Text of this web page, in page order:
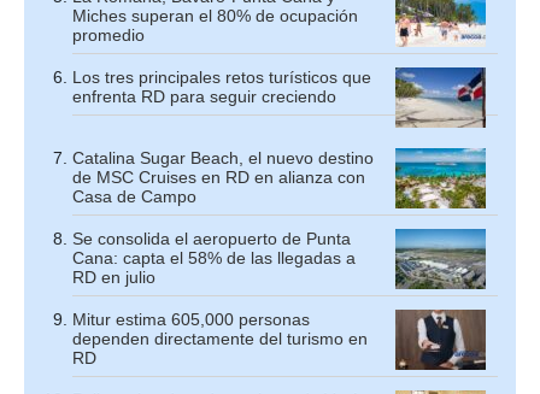
Miches superan el 80% de ocupación
promedio
Los tres principales retos turísticos que
enfrenta RD para seguir creciendo
Catalina Sugar Beach, el nuevo destino
de MSC Cruises en RD en alianza con
Casa de Campo
Se consolida el aeropuerto de Punta
Cana: capta el 58% de las llegadas a
RD en julio
Mitur estima 605,000 personas
dependen directamente del turismo en
RD